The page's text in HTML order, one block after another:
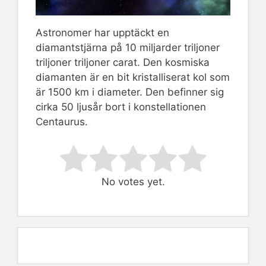
Astronomer har upptäckt en
diamantstjärna på 10 miljarder triljoner
triljoner triljoner carat. Den kosmiska
diamanten är en bit kristalliserat kol som
är 1500 km i diameter. Den befinner sig
cirka 50 ljusår bort i konstellationen
Centaurus.
Rate this item:
Submit Rating
No votes yet.